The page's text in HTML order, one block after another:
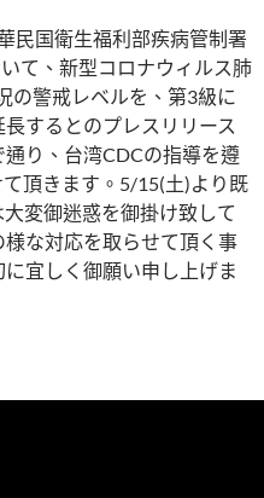
民国衛生福利部疾病管制署
て、新型コロナウィルス肺
の警戒レベルを、第3級に
するとのプレスリリース
り、台湾CDCの指導を遵
頂きます。5/15(土)より既
変御迷惑を御掛け致して
な対応を取らせて頂く事
宜しく御願い申し上げま